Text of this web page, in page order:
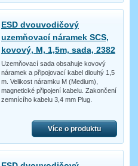
ESD dvouvodičový
uzemňovací náramek SCS,
kovový, M, 1,5m, sada, 2382
Uzemňovací sada obsahuje kovový
náramek a připojovací kabel dlouhý 1,5
m. Velikost náramku M (Medium),
magnetické připojení kabelu. Zakončení
zemnícího kabelu 3,4 mm Plug.
Více o produktu